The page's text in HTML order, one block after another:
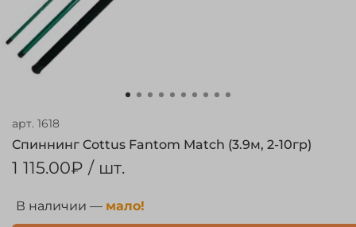
арт. 1618
Спиннинг Cottus Fantom Match (3.9м, 2-10гр)
1 115.00₽ / шт.
В наличии — мало!